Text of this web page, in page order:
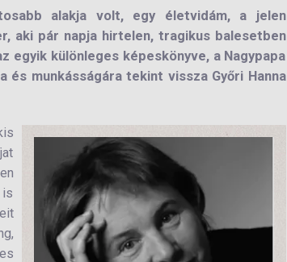
alakja volt, egy életvidám, a jelen
aki pár napja hirtelen, tragikus balesetben
egyik különleges képeskönyve, a Nagypapa
és munkásságára tekint vissza Győri Hanna